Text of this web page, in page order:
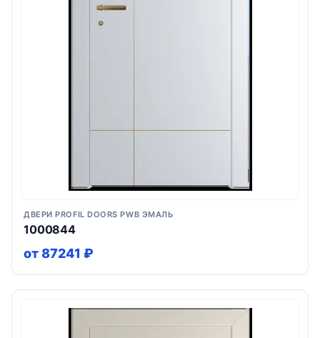
ДВЕРИ PROFIL DOORS PWB ЭМАЛЬ
1000844
от 87241 ₽